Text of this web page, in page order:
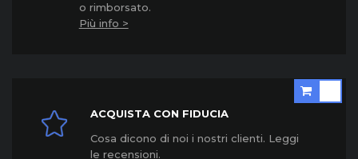
o rimborsato.
Più info >
ACQUISTA CON FIDUCIA
Cosa dicono di noi i nostri clienti. Leggi
le recensioni.